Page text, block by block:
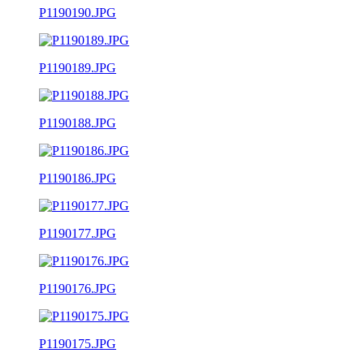
P1190190.JPG
P1190189.JPG
P1190188.JPG
P1190186.JPG
P1190177.JPG
P1190176.JPG
P1190175.JPG